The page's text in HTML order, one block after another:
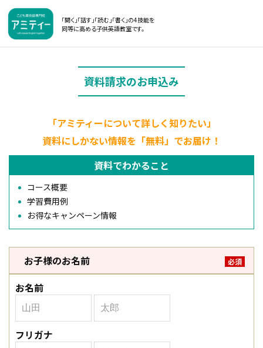
「聞く」「話す」「読む」「書く」の4技能を
同等に高める子供英語教室です。
資料請求のお申込み
「アミティーについて詳しく知りたい」
資料にしかない情報を「無料」でお届け！
資料でわかること
コース概要
学習費用例
お得なキャンペーン情報
お子様のお名前 必須
お名前
フリガナ